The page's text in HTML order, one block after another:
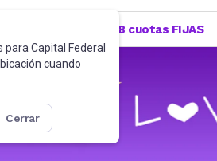
para Capital Federal
cuando
cerrar
18 cuotas FIJAS